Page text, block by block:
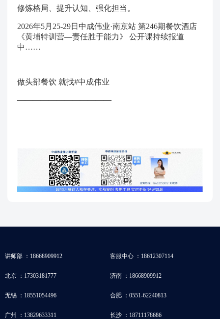
修炼格局、提升认知、强化担当。
2026年5月25-29日中成伟业·南京站 第246期餐饮酒店
《黄埔特训营—责任胜于能力》 公开课持续报道
中……
做头部餐饮 就找#中成伟业
————————————
讲师部 ：18668909912 客服中心 ：18612307114
北京 ：17303181777 济南 ：18668909912
无锡 ：18551054496 合肥 ：0551-62240813
广州 ：13829633311 长沙 ：18711178686